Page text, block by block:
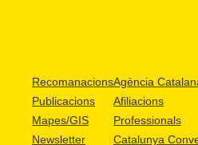
Recomanacions
Publicacions
Mapes/GIS
Newsletter
Agència
Afiliacions
Professionals
Catalunya